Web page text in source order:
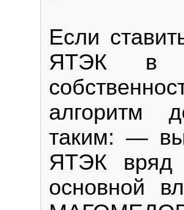
Если
ЯТЭК в
алгоритм
таким: —
ЯТЭК
основной